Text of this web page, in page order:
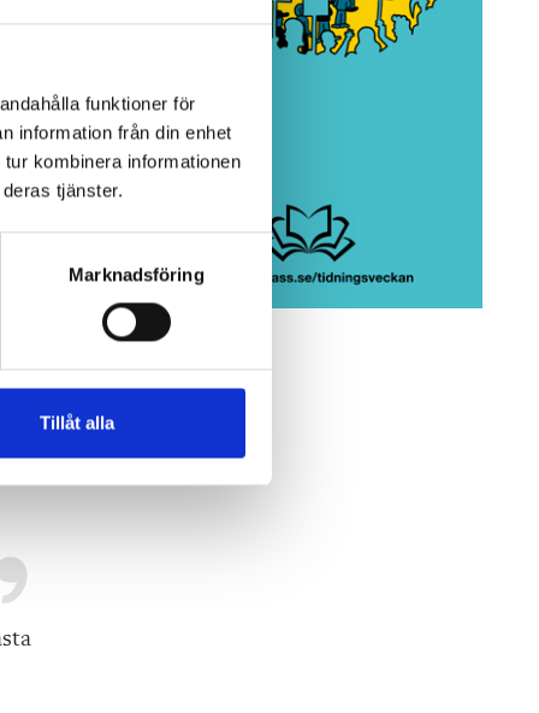
funktioner för
information från din enhet
kombinera informationen
tjänster.
Marknadsföring
Tillåt alla